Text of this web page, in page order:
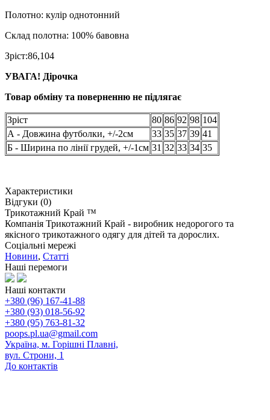
Полотно: кулір однотонний
Склад полотна: 100% бавовна
Зріст:86,104
УВАГА! Дірочка
Товар обміну та поверненню не підлягає
Зріст 80 86 92 98 104
А - Довжина футболки, +/-2см
33 35 37 39 41
Б - Ширина по лінії грудей, +/-1см 31 32 33 34 35
Характеристики
Відгуки (0)
Трикотажний Край ™
Компанія Трикотажний Край - виробник недорогого та
якісного трикотажного одягу для дітей та дорослих.
Соціальні мережі
Новини, Статті
Наші перемоги
Наші контакти
+380 (96) 167-41-88
+380 (93) 018-56-92
+380 (95) 763-81-32
poops.pl.ua@gmail.com
Україна, м. Горішні Плавні,
вул. Строни, 1
До контактів